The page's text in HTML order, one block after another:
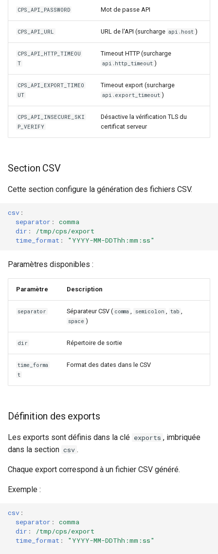
CPS_API_PASSWORD Mot de passe API
CPS_API_URL URL de l'API (surcharge api.host )
CPS_API_HTTP_TIMEOU
T
Timeout HTTP (surcharge
api.http_timeout )
CPS_API_EXPORT_TIMEO
UT
Timeout export (surcharge
api.export_timeout )
CPS_API_INSECURE_SKI
P_VERIFY
Désactive la vérification TLS du
certificat serveur
Section CSV
Cette section configure la génération des fichiers CSV.
csv :
separator :
comma
dir :
/tmp/cps/export
time_format : "YYYY-MM-DDThh:mm:ss"
Paramètres disponibles :
Paramètre Description
separator Séparateur CSV ( comma semicolon tab
space )
dir Répertoire de sortie
time_forma
t
Format des dates dans le CSV
Définition des exports
Les exports sont définis dans la clé exports , imbriquée
dans la section csv .
Chaque export correspond à un fichier CSV généré.
Exemple :
csv :
separator :
comma
dir :
/tmp/cps/export
time_format : "YYYY-MM-DDThh:mm:ss"